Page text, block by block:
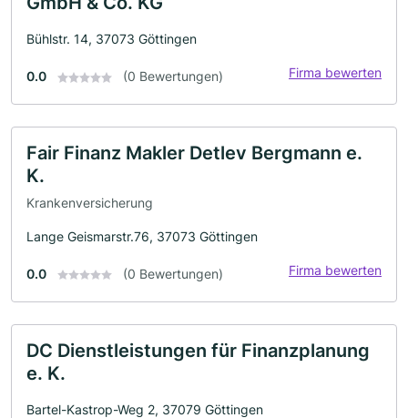
Bühlstr. 14, 37073 Göttingen
0.0 (0 Bewertungen) Firma bewerten
Fair Finanz Makler Detlev Bergmann e.
K.
Krankenversicherung
Lange Geismarstr.76, 37073 Göttingen
0.0 (0 Bewertungen) Firma bewerten
DC Dienstleistungen für Finanzplanung
e. K.
Bartel-Kastrop-Weg 2, 37079 Göttingen